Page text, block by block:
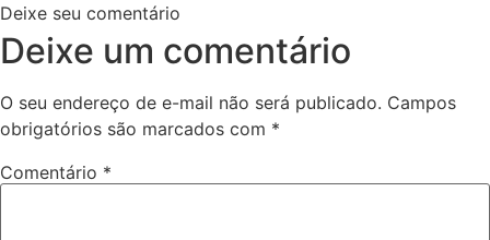
Deixe seu comentário
Deixe um comentário
O seu endereço de e-mail não será publicado. Campos
obrigatórios são marcados com *
Comentário *